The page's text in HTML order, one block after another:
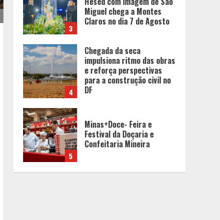
4
e reforça perspectivas
para a construção civil no
DF
5
Minas+Doce- Feira e
Festival da Doçaria e
Confeitaria Mineira
1
Gerais é redesenhado após
mudanças de alianças e
movimentações p-